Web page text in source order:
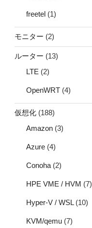
freetel (1)
モニター (2)
ルーター (13)
LTE (2)
OpenWRT (4)
仮想化 (188)
Amazon (3)
Azure (4)
Conoha (2)
HPE VME / HVM (7)
Hyper-V / WSL(10)
KVM/qemu (7)